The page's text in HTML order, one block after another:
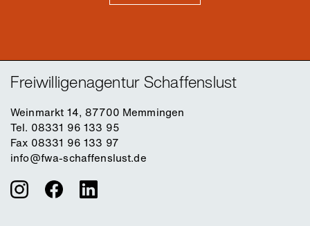
Freiwilligenagentur Schaffenslust
Weinmarkt 14, 87700 Memmingen
Tel. 08331 96 133 95
Fax 08331 96 133 97
info@fwa-schaffenslust.de